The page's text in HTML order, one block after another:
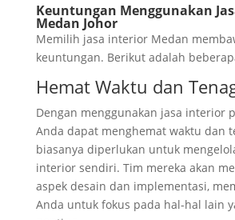
Keuntungan Menggunakan
Medan Johor
Memilih jasa interior Medan
keuntungan. Berikut adalah
Hemat Waktu dan
Dengan menggunakan jasa interior
Anda dapat menghemat waktu dan
biasanya diperlukan untuk
interior sendiri. Tim mereka akan
aspek desain dan implementasi,
Anda untuk fokus pada hal-hal lain